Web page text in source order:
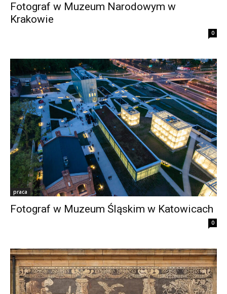
Fotograf w Muzeum Narodowym w
Krakowie
0
praca
Fotograf w Muzeum Śląskim w Katowicach
0